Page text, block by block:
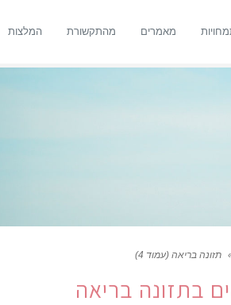
מאמרים מהתקשורת המלצות
תזונה בריאה (עמוד 4)
בתזונה בריאה